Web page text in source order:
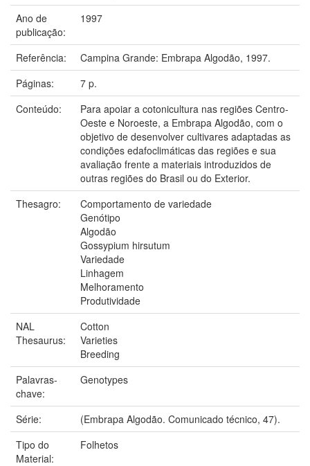
Ano de
publicação:
1997
Referência:
Campina Grande: Embrapa Algodão, 1997.
Páginas:
7 p.
Conteúdo:
Para apoiar a cotonicultura nas regiões Centro-
Oeste e Noroeste, a Embrapa Algodão, com o
objetivo de desenvolver cultivares adaptadas as
condições edafoclimáticas das regiões e sua
avaliação frente a materiais introduzidos de
outras regiões do Brasil ou do Exterior.
Thesagro:
Comportamento de variedade
Genótipo
Algodão
Gossypium hirsutum
Variedade
Linhagem
Melhoramento
Produtividade
NAL
Thesaurus:
Cotton
Varieties
Breeding
Palavras-
chave:
Genotypes
Série:
(Embrapa Algodão. Comunicado técnico, 47).
Tipo do
Material:
Folhetos